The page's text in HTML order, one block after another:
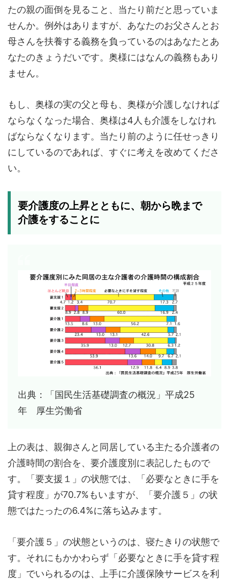
たの親の面倒を見ること、当たり前だと思っていま
せんか。例外はありますが、あなたのお父さんとお
母さんを扶養する義務を負っているのはあなたとあ
なたのきょうだいです。奥様にはなんの義務もあり
ません。
もし、奥様の実の父と母も、奥様が介護しなければ
ならなくなった場合、奥様は4人も介護をしなけれ
ばならなくなります。当たり前のように任せっきり
にしているのであれば、すぐに考えを改めてくださ
い。
要介護度の上昇とともに、朝から晩まで
介護をすることに
出典：「国民生活基礎調査の概況」平成25
年 厚生労働省
上の表は、親御さんと同居している主たる介護者の
介護時間の割合を、要介護度別に表記したもので
す。「要支援１」の状態では、「必要なときに手を
貸す程度」が70.7%もいますが、「要介護５」の状
態ではたったの6.4%に落ち込みます。
「要介護５」の状態というのは、寝たきりの状態で
す。それにもかかわらず「必要なときに手を貸す程
度」でいられるのは、上手に介護保険サービスを利